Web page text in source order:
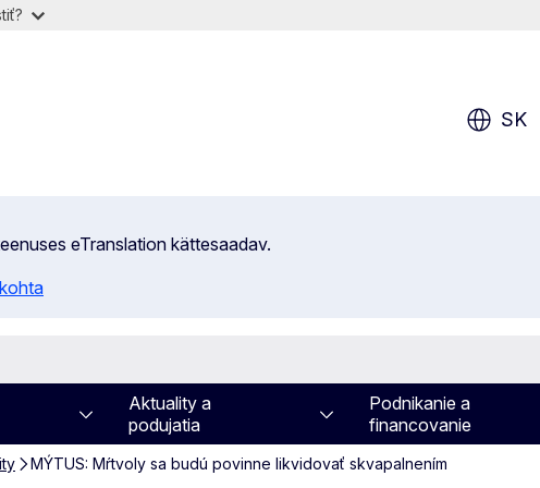
SK
eTranslation kättesaadav.
Aktuality a
podujatia
Podnikanie a
financovanie
MÝTUS: Mŕtvoly sa budú povinne likvidovať skvapalnením